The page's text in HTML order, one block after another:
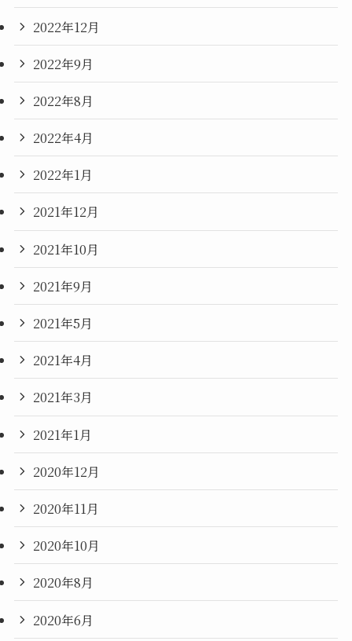
2022年12月
2022年9月
2022年8月
2022年4月
2022年1月
2021年12月
2021年10月
2021年9月
2021年5月
2021年4月
2021年3月
2021年1月
2020年12月
2020年11月
2020年10月
2020年8月
2020年6月